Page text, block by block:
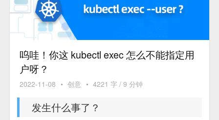
呜哇！你这 kubectl exec 怎么不能指定用
户呀？
2022-11-08 • 创意 • 4221 字 / 9 分钟
发生什么事了？